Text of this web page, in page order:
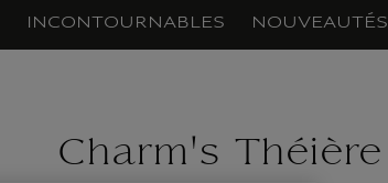
INCONTOURNABLES NOUVEAUTÉS
Charm's Théière